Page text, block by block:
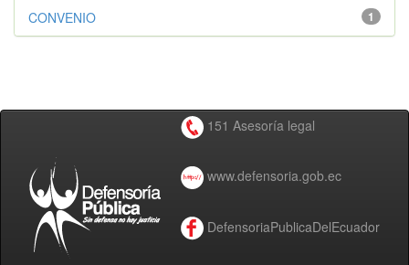
1
CONVENIO
151 Asesoría legal
www.defensoria.gob.ec
DefensoriaPublicaDelEcuador